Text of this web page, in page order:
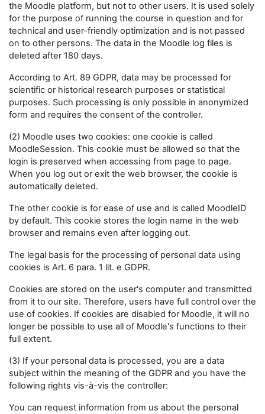
the Moodle platform, but not to other users. It is used solely
for the purpose of running the course in question and for
technical and user-friendly optimization and is not passed
on to other persons. The data in the Moodle log files is
deleted after 180 days.
According to Art. 89 GDPR, data may be processed for
scientific or historical research purposes or statistical
purposes. Such processing is only possible in anonymized
form and requires the consent of the controller.
(2) Moodle uses two cookies: one cookie is called
MoodleSession. This cookie must be allowed so that the
login is preserved when accessing from page to page.
When you log out or exit the web browser, the cookie is
automatically deleted.
The other cookie is for ease of use and is called MoodleID
by default. This cookie stores the login name in the web
browser and remains even after logging out.
The legal basis for the processing of personal data using
cookies is Art. 6 para. 1 lit. e GDPR.
Cookies are stored on the user's computer and transmitted
from it to our site. Therefore, users have full control over the
use of cookies. If cookies are disabled for Moodle, it will no
longer be possible to use all of Moodle's functions to their
full extent.
(3) If your personal data is processed, you are a data
subject within the meaning of the GDPR and you have the
following rights vis-à-vis the controller:
You can request information from us about the personal